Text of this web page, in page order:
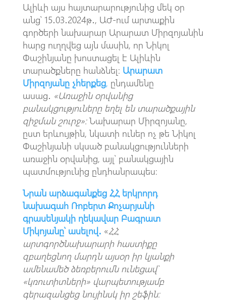
Ալիևի այս հայտարարությունից մեկ օր
անց՝ 15․03․2024թ․, ԱԺ-ում արտաքին
գործերի նախարար Արարատ Միրզոյանին
հարց ուղղվեց այն մասին, որ Նիկոլ
Փաշինյանը խոստացել է Ալիևին
տարածքները հանձնել։ Արարատ
Միրզոյանը չհերքեց, ընդամենը
ասաց․ «Առաջին օրվանից
բանակցություները եղել են տարածքային
զիջման շուրջ»։Նախարար Միրզոյանը,
ըստ երևույթին, նկատի ուներ ոչ թե Նիկոլ
Փաշինյանի սկսած բանակցությունների
առաջին օրվանից, այլ՝ բանակցային
պատմությունից ընդհանրապես։
Նրան արձագանքեց ՀՀ երկրորդ
նախագահ Ռոբերտ Քոչարյանի
գրասենյակի ղեկավար Բագրատ
Միկոյանը՝ ասելով․ «ՀՀ
արտգործնախարարի հաստիքը
զբաղեցնող մարդն այսօր իր կյանքի
ամենամեծ ձեռբերումն ունեցավ՝
«կռուտիտների» վարպետությամբ
գերազանցեց նույինսկ իր շեֆին։